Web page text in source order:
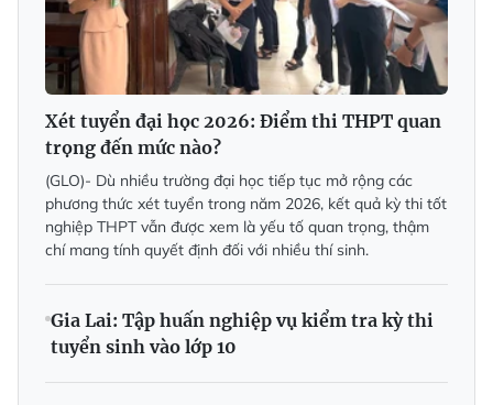
Xét tuyển đại học 2026: Điểm thi THPT quan
trọng đến mức nào?
(GLO)- Dù nhiều trường đại học tiếp tục mở rộng các
phương thức xét tuyển trong năm 2026, kết quả kỳ thi tốt
nghiệp THPT vẫn được xem là yếu tố quan trọng, thậm
chí mang tính quyết định đối với nhiều thí sinh.
Gia Lai: Tập huấn nghiệp vụ kiểm tra kỳ thi
tuyển sinh vào lớp 10